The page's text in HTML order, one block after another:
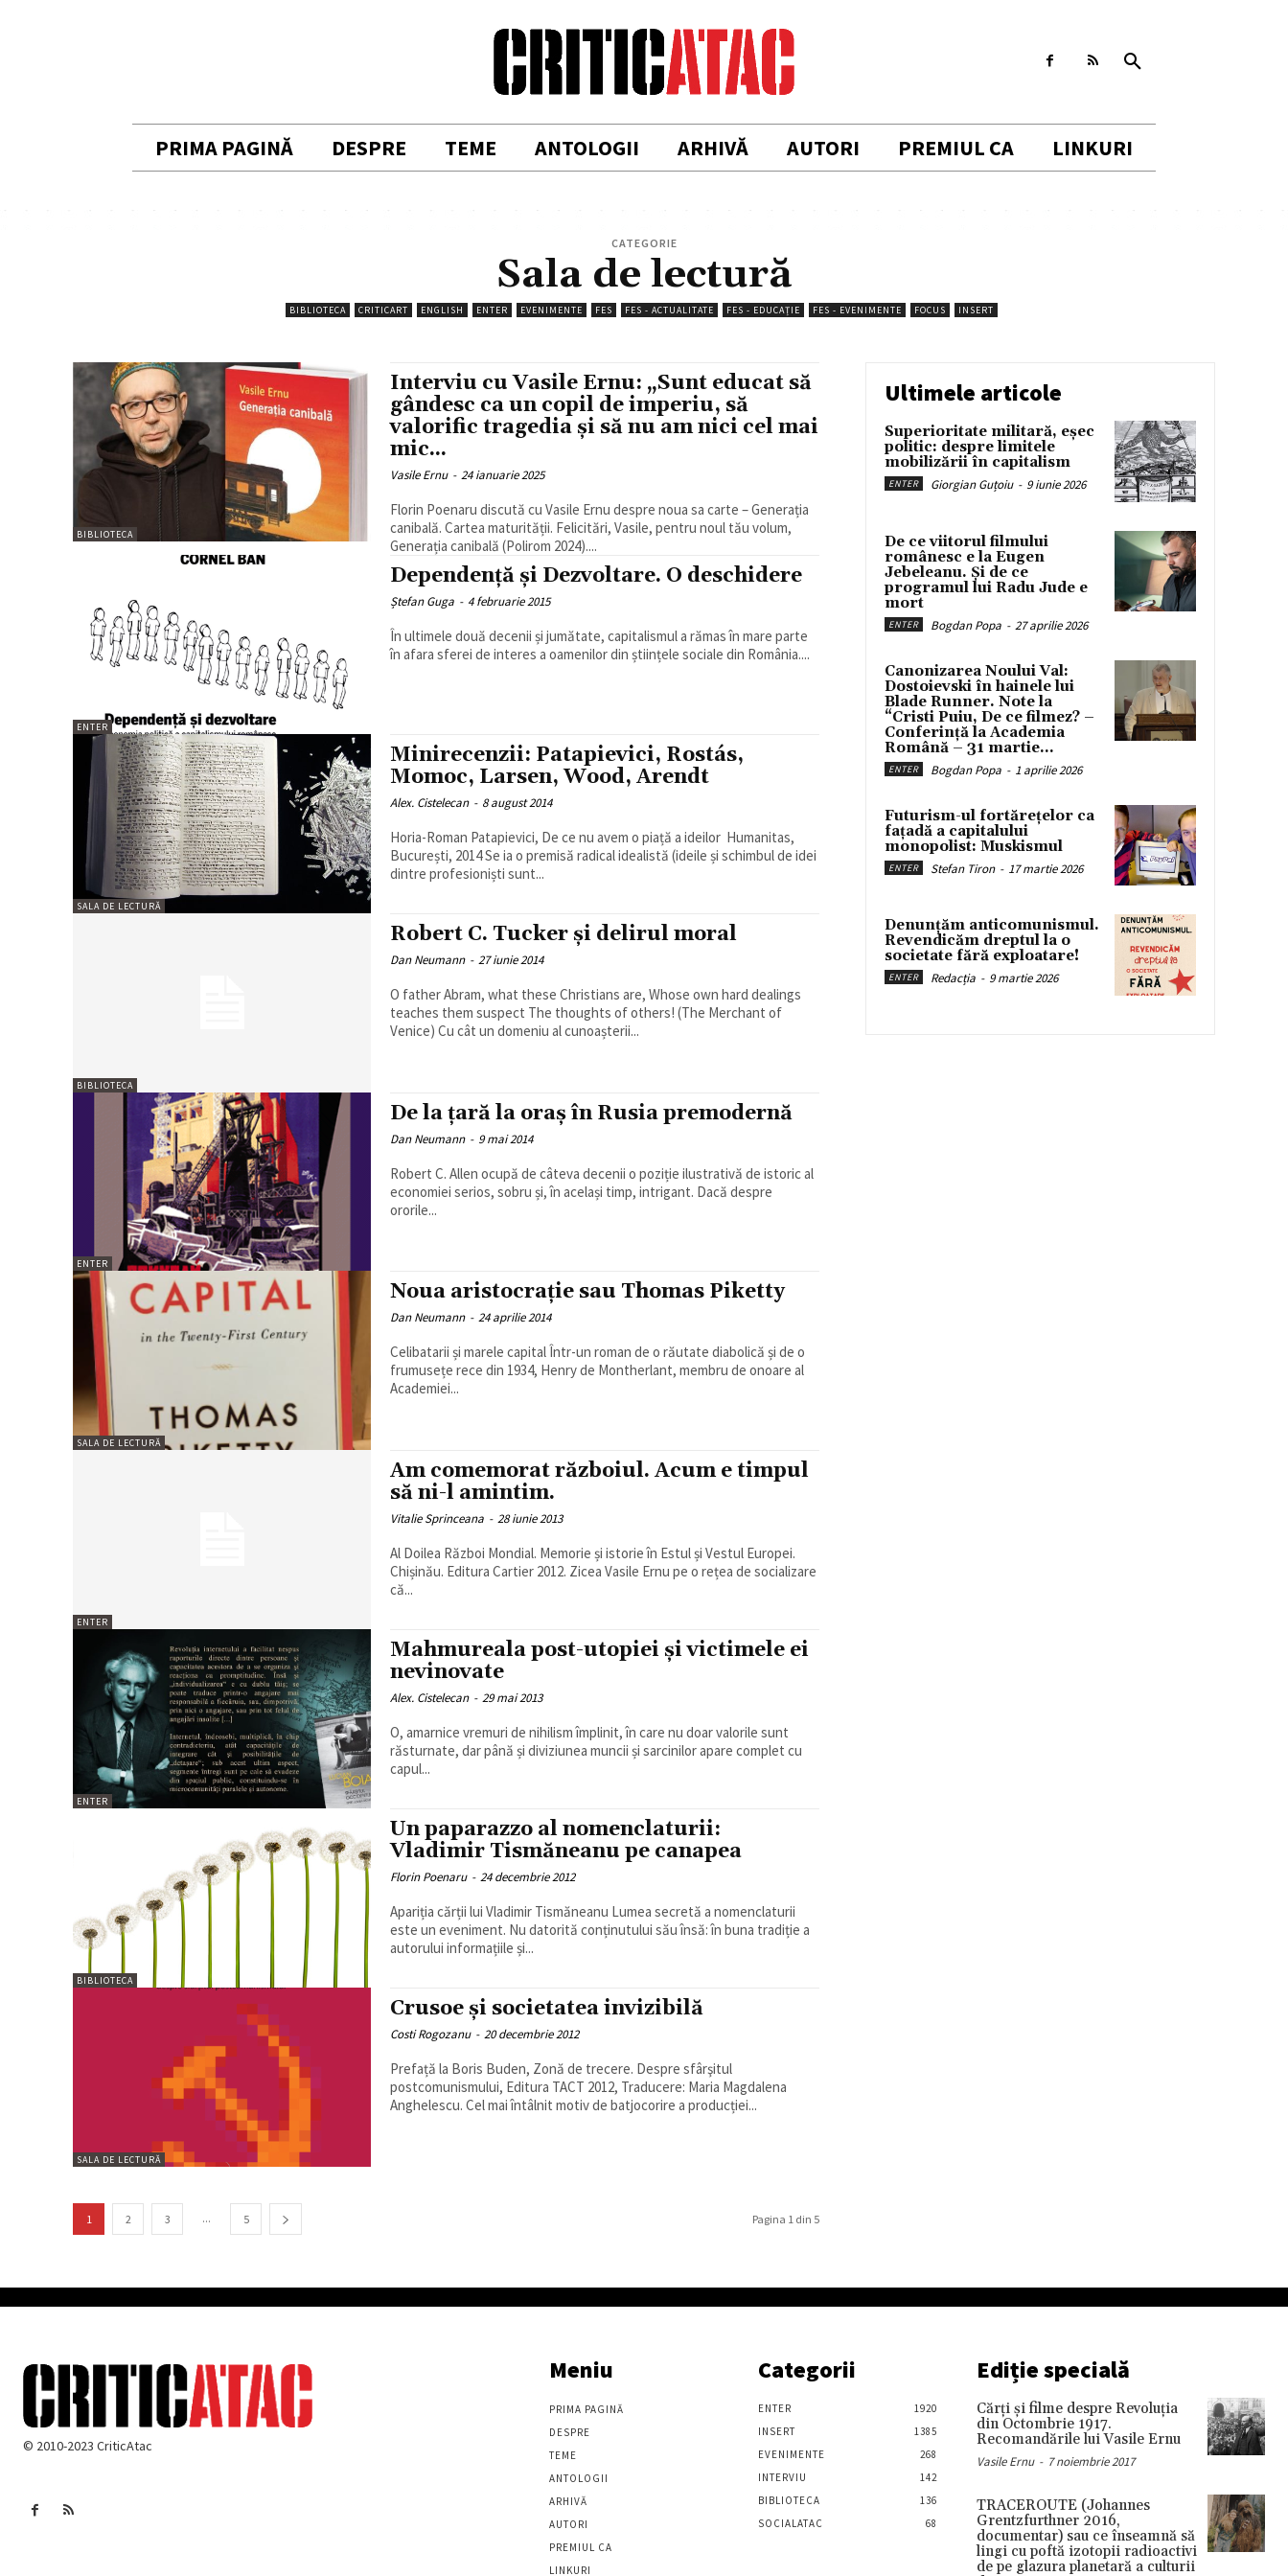
PRIMA PAGINĂ DESPRE TEME ANTOLOGII ARHIVĂ AUTORI PREMIUL CA LINKURI
CATEGORIE
Sala de lectură
BIBLIOTECA CRITICART ENGLISH ENTER EVENIMENTE FES FES - ACTUALITATE FES - EDUCAȚIE FES - EVENIMENTE FOCUS INSERT
BIBLIOTECA
Interviu cu Vasile Ernu: „Sunt educat să
gândesc ca un copil de imperiu, să
valorific tragedia și să nu am nici cel mai
mic...
Vasile Ernu - 24 ianuarie 2025
Florin Poenaru discută cu Vasile Ernu despre noua sa carte – Generația
canibală. Cartea maturității. Felicitări, Vasile, pentru noul tău volum,
Generația canibală (Polirom 2024)....
ENTER
Dependență și Dezvoltare. O deschidere
Ștefan Guga - 4 februarie 2015
În ultimele două decenii și jumătate, capitalismul a rămas în mare parte
în afara sferei de interes a oamenilor din științele sociale din România....
SALA DE LECTURĂ
Minirecenzii: Patapievici, Rostás,
Momoc, Larsen, Wood, Arendt
Alex. Cistelecan - 8 august 2014
Horia-Roman Patapievici, De ce nu avem o piață a ideilor Humanitas,
București, 2014 Se ia o premisă radical idealistă (ideile și schimbul de idei
dintre profesioniști sunt...
BIBLIOTECA
Robert C. Tucker și delirul moral
Dan Neumann - 27 iunie 2014
O father Abram, what these Christians are, Whose own hard dealings
teaches them suspect The thoughts of others! (The Merchant of
Venice) Cu cât un domeniu al cunoașterii...
ENTER
De la țară la oraș în Rusia premodernă
Dan Neumann - 9 mai 2014
Robert C. Allen ocupă de câteva decenii o poziție ilustrativă de istoric al
economiei serios, sobru și, în același timp, intrigant. Dacă despre
ororile...
SALA DE LECTURĂ
Noua aristocrație sau Thomas Piketty
Dan Neumann - 24 aprilie 2014
Celibatarii și marele capital Într-un roman de o răutate diabolică și de o
frumusețe rece din 1934, Henry de Montherlant, membru de onoare al
Academiei...
ENTER
Am comemorat războiul. Acum e timpul
să ni-l amintim.
Vitalie Sprinceana - 28 iunie 2013
Al Doilea Război Mondial. Memorie și istorie în Estul și Vestul Europei.
Chișinău. Editura Cartier 2012. Zicea Vasile Ernu pe o rețea de socializare
că...
ENTER
Mahmureala post-utopiei și victimele ei
nevinovate
Alex. Cistelecan - 29 mai 2013
O, amarnice vremuri de nihilism împlinit, în care nu doar valorile sunt
răsturnate, dar până și diviziunea muncii și sarcinilor apare complet cu
capul...
BIBLIOTECA
Un paparazzo al nomenclaturii:
Vladimir Tismăneanu pe canapea
Florin Poenaru - 24 decembrie 2012
Apariția cărții lui Vladimir Tismăneanu Lumea secretă a nomenclaturii
este un eveniment. Nu datorită conținutului său însă: în buna tradiție a
autorului informațiile și...
SALA DE LECTURĂ
Crusoe şi societatea invizibilă
Costi Rogozanu - 20 decembrie 2012
Prefață la Boris Buden, Zonă de trecere. Despre sfârşitul
postcomunismului, Editura TACT 2012, Traducere: Maria Magdalena
Anghelescu. Cel mai întâlnit motiv de batjocorire a producției...
1 2 3 ... 5 Pagina 1 din 5
Ultimele articole
Superioritate militară, eșec
politic: despre limitele
mobilizării în capitalism
ENTER Giorgian Guțoiu - 9 iunie 2026
De ce viitorul filmului
românesc e la Eugen
Jebeleanu. Și de ce
programul lui Radu Jude e
mort
ENTER Bogdan Popa - 27 aprilie 2026
Canonizarea Noului Val:
Dostoievski în hainele lui
Blade Runner. Note la
“Cristi Puiu, De ce filmez? –
Conferință la Academia
Română – 31 martie...
ENTER Bogdan Popa - 1 aprilie 2026
Futurism-ul fortărețelor ca
fațadă a capitalului
monopolist: Muskismul
ENTER Stefan Tiron - 17 martie 2026
Denunțăm anticomunismul.
Revendicăm dreptul la o
societate fără exploatare!
ENTER Redacția - 9 martie 2026
© 2010-2023 CriticAtac
Meniu
PRIMA PAGINĂ
DESPRE
TEME
ANTOLOGII
ARHIVĂ
AUTORI
PREMIUL CA
LINKURI
Categorii
ENTER
1920
INSERT
1385
EVENIMENTE
268
INTERVIU
142
BIBLIOTECA
136
SOCIALATAC
68
Ediție specială
Cărţi şi filme despre Revoluţia
din Octombrie 1917.
Recomandările lui Vasile Ernu
Vasile Ernu - 7 noiembrie 2017
TRACEROUTE (Johannes
Grentzfurthner 2016,
documentar) sau ce înseamnă să
lingi cu poftă izotopii radioactivi
de pe glazura planetară a culturii